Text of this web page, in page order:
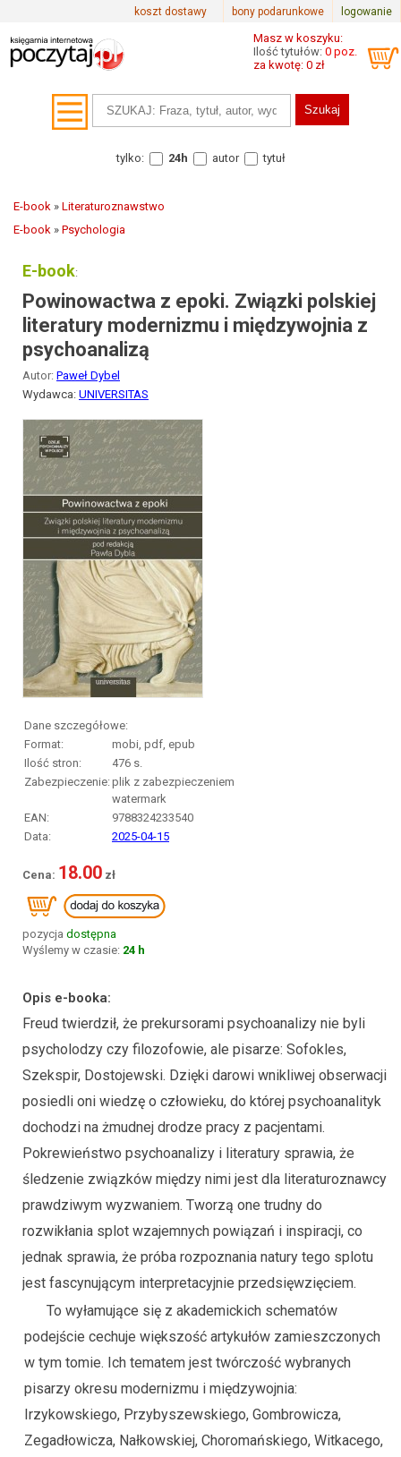
logowanie
bony podarunkowe
koszt dostawy
Masz w koszyku:
Ilość tytułów: 0 poz.
za kwotę: 0 zł
tylko: 24h autor tytuł
E-book » Literaturoznawstwo
E-book » Psychologia
E-book:
Powinowactwa z epoki. Związki polskiej
literatury modernizmu i międzywojnia z
psychoanalizą
Autor: Paweł Dybel
Wydawca: UNIVERSITAS
Dane szczegółowe:
Format:
mobi, pdf, epub
Ilość stron:
476 s.
Zabezpieczenie: plik z zabezpieczeniem
watermark
EAN:
9788324233540
Data:
2025-04-15
18.00
pozycja dostępna
Wyślemy w czasie: 24 h
Opis e-booka:
Freud twierdził, że prekursorami psychoanalizy nie byli
psycholodzy czy filozofowie, ale pisarze: Sofokles,
Szekspir, Dostojewski. Dzięki darowi wnikliwej obserwacji
posiedli oni wiedzę o człowieku, do której psychoanalityk
dochodzi na żmudnej drodze pracy z pacjentami.
Pokrewieństwo psychoanalizy i literatury sprawia, że
śledzenie związków między nimi jest dla literaturoznawcy
prawdziwym wyzwaniem. Tworzą one trudny do
rozwikłania splot wzajemnych powiązań i inspiracji, co
jednak sprawia, że próba rozpoznania natury tego splotu
jest fascynującym interpretacyjnie przedsięwzięciem.
To wyłamujące się z akademickich schematów
podejście cechuje większość artykułów zamieszczonych
w tym tomie. Ich tematem jest twórczość wybranych
pisarzy okresu modernizmu i międzywojnia:
Irzykowskiego, Przybyszewskiego, Gombrowicza,
Zegadłowicza, Nałkowskiej, Choromańskiego, Witkacego,